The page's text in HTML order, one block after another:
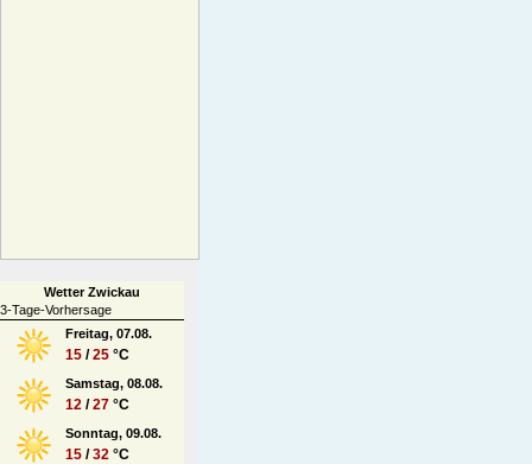
Wetter Zwickau
3-Tage-Vorhersage
Freitag, 07.08.
15 /25 °C
Samstag, 08.08.
12 /27 °C
Sonntag, 09.08.
15 /32 °C